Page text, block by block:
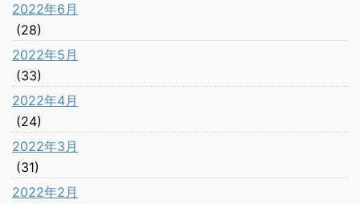
2022年6月
(28)
2022年5月
(33)
2022年4月
(24)
2022年3月
(31)
2022年2月